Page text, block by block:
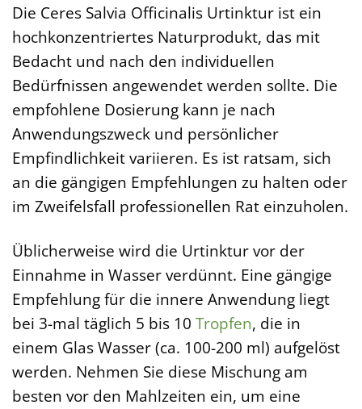
Die Ceres Salvia Officinalis Urtinktur ist ein
hochkonzentriertes Naturprodukt, das mit
Bedacht und nach den individuellen
Bedürfnissen angewendet werden sollte. Die
empfohlene Dosierung kann je nach
Anwendungszweck und persönlicher
Empfindlichkeit variieren. Es ist ratsam, sich
an die gängigen Empfehlungen zu halten oder
im Zweifelsfall professionellen Rat einzuholen.
Üblicherweise wird die Urtinktur vor der
Einnahme in Wasser verdünnt. Eine gängige
Empfehlung für die innere Anwendung liegt
bei 3-mal täglich 5 bis 10 Tropfen, die in
einem Glas Wasser (ca. 100-200 ml) aufgelöst
werden. Nehmen Sie diese Mischung am
besten vor den Mahlzeiten ein, um eine